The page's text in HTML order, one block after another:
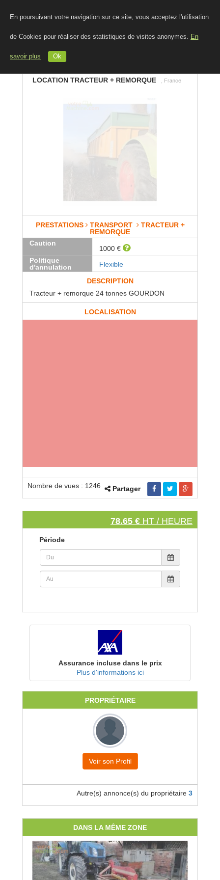
En poursuivant votre navigation sur ce site, vous acceptez l'utilisation
de Cookies pour réaliser des statistiques de visites anonymes. En
savoir plus Ok
LOCATION TRACTEUR + REMORQUE , France
PRESTATIONS TRANSPORT
TRACTEUR +
REMORQUE
Caution
1000 €
Politique
d'annulation
Flexible
DESCRIPTION
Tracteur + remorque 24 tonnes GOURDON
LOCALISATION
Nombre de vues : 1246 Partager
78.65 € HT / HEURE
Période
Assurance incluse dans le prix
Plus d'informations ici
PROPRIÉTAIRE
Voir son Profil
Autre(s) annonce(s) du propriétaire 3
DANS LA MÊME ZONE